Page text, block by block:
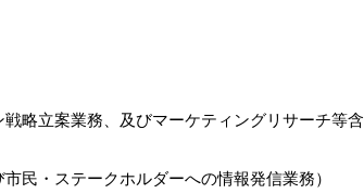
略立案業務、及びマーケティングリサーチ等含
民・ステークホルダーへの情報発信業務）